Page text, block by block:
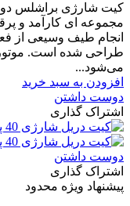
مجموعه ای کارآمد و
انجام طیف وسیعی از
طراحی شده است.
می‌شود...
افزودن به سبد خرید
دوست داشتن
اشتراک گذاری
دوست داشتن
اشتراک گذاری
پیشنهاد ویژه محدود